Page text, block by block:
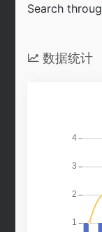
Search
数据统计